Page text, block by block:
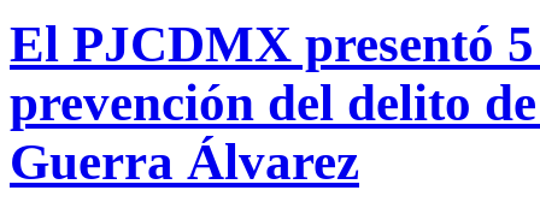
El PJCDMX presentó
prevención del delito
Guerra Álvarez